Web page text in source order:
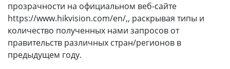
прозрачности на официальном веб-сайте
https://www.hikvision.com/en/,, раскрывая типы и
количество полученных нами запросов от
правительств различных стран/регионов в
предыдущем году.